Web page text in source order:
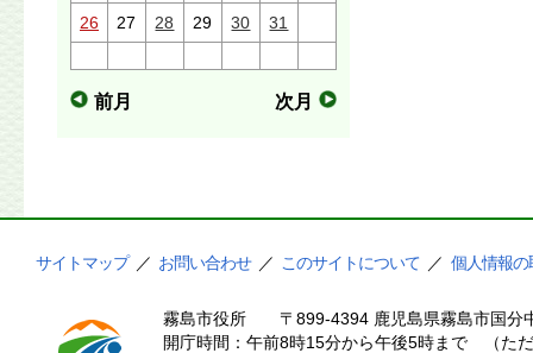
26 27 28 29 30 31
前月 次月
サイトマップ ／ お問い合わせ ／ このサイトについて ／ 個人情報の
霧島市役所
〒899-4394 鹿児島県霧島市国
開庁時間：午前8時15分から午後5時まで （た